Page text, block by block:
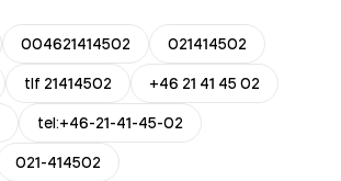
004621414502
021414502
tlf 21414502
+46 21 41 45 02
tel:+46-21-41-45-02
021-414502